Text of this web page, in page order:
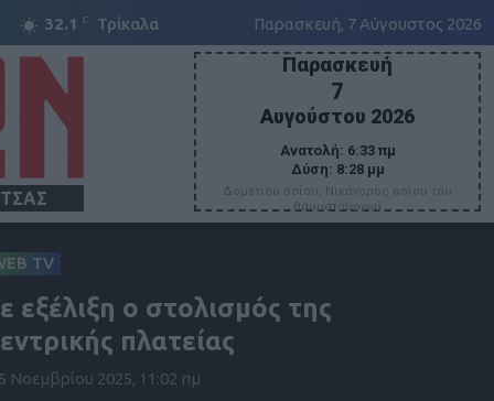
32.1 C Τρίκαλα Παρασκευή, 7 Αύγουστος 2026
Παρασκευή
7
Αυγούστου 2026
Ανατολή: 6:33 πμ
Δύση: 8:28 μμ
Δομετίου οσίου, Νικάνορος οσίου του
θαυματουργού
TV
εξέλιξη ο στολισμός της
πλατείας
Νοεμβρίου 2025, 11:02 πμ